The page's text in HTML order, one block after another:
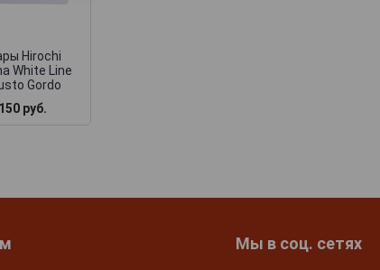
Hirochi
White Line
Gordo
руб.
Мы в соц. сетях